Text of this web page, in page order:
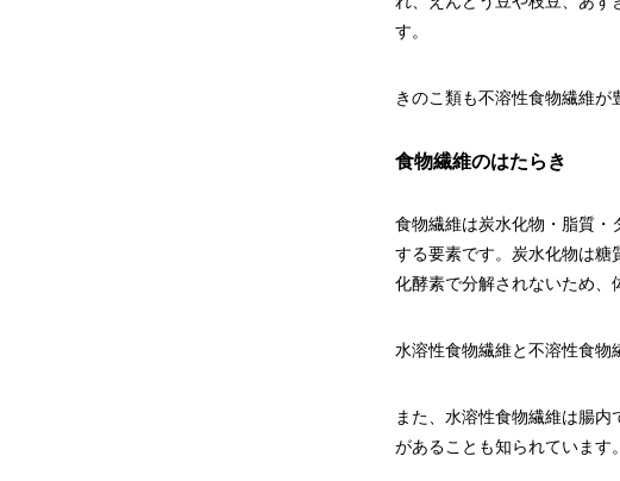
す。
きのこ類も不溶性食物繊維が
食物繊維のはたらき
食物繊維は炭水化物・脂質・
する要素です。炭水化物は糖
化酵素で分解されないため、
水溶性食物繊維と不溶性食物
また、水溶性食物繊維は腸
があることも知られています。